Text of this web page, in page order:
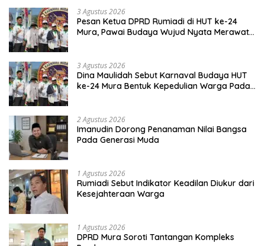
3 Agustus 2026
Pesan Ketua DPRD Rumiadi di HUT ke-24
Mura, Pawai Budaya Wujud Nyata Merawat
3 Agustus 2026
Dina Maulidah Sebut Karnaval Budaya HUT
ke-24 Mura Bentuk Kepedulian Warga Pada
2 Agustus 2026
Imanudin Dorong Penanaman Nilai Bangsa
Pada Generasi Muda
1 Agustus 2026
Rumiadi Sebut Indikator Keadilan Diukur dari
Kesejahteraan Warga
1 Agustus 2026
DPRD Mura Soroti Tantangan Kompleks